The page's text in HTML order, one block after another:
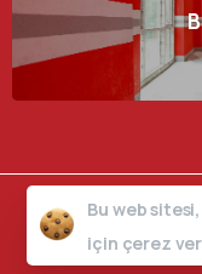
Copyright © 2025
Bu web
için çerez